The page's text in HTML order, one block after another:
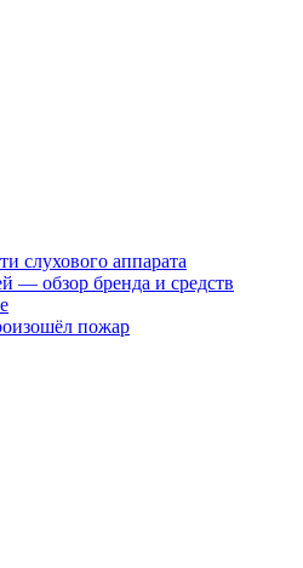
слухового аппарата
— обзор бренда и средств
пожар